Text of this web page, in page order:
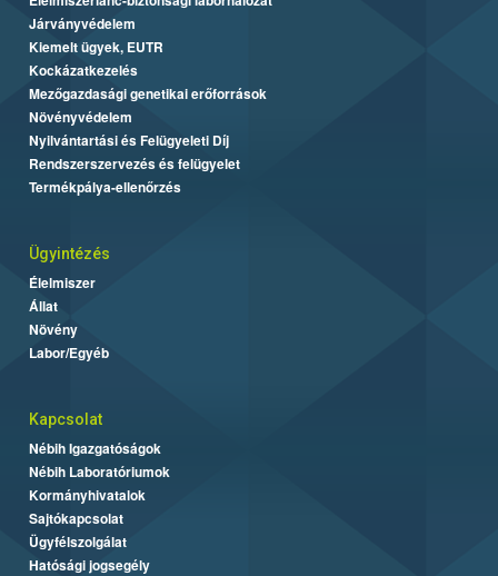
Járványvédelem
Kiemelt ügyek, EUTR
Kockázatkezelés
Mezőgazdasági genetikai erőforrások
Növényvédelem
Nyilvántartási és Felügyeleti Díj
Rendszerszervezés és felügyelet
Termékpálya-ellenőrzés
Ügyintézés
Élelmiszer
Állat
Növény
Labor/Egyéb
Kapcsolat
Nébih Igazgatóságok
Nébih Laboratóriumok
Kormányhivatalok
Sajtókapcsolat
Ügyfélszolgálat
Hatósági jogsegély